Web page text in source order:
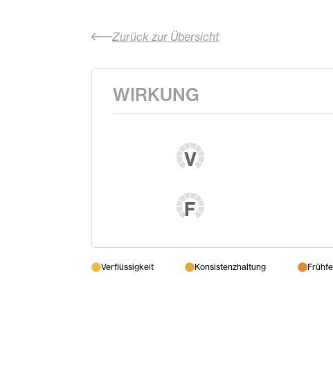
Zurück zur Übersicht
WIRKUNG
V
F
Verflüssigkeit Konsistenzhaltung